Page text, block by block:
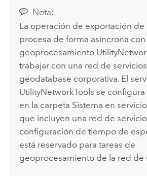
Nota:
La operación de exportación de
procesa de forma asíncrona
geoprocesamiento
trabajar con una red de
geodatabase corporativa. El
UtilityNetworkTools se
en la carpeta Sistema en
que incluyen una red de
configuración de tiempo de
está reservado para tareas de
geoprocesamiento de la red de